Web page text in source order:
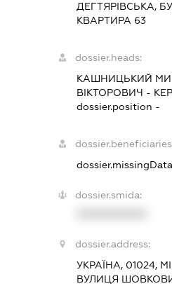
ДЕГТЯРІВСЬКА,
КВАРТИРА 63
dossier.heads:
КАШНИЦЬКИЙ
ВІКТОРОВИЧ -
dossier.position -
dossier.missingData
dossier.smida:
dossier.address:
УКРАЇНА, 01024,
ВУЛИЦЯ